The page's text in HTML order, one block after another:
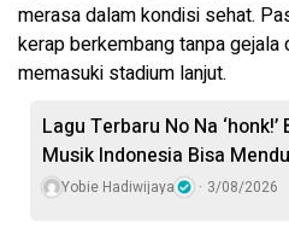
merasa dalam kondisi sehat.
kerap berkembang tanpa
memasuki stadium lanjut.
Lagu Terbaru No Na ‘honk!’
Musik Indonesia Bisa
Yobie Hadiwijaya 3/08/2026